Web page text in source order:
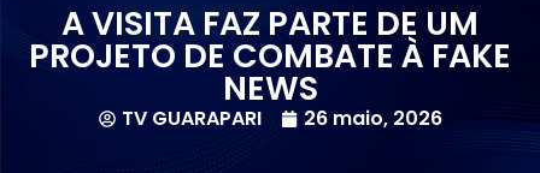
A VISITA FAZ PARTE DE UM
PROJETO DE COMBATE À FAKE
NEWS
TV GUARAPARI 26 maio, 2026